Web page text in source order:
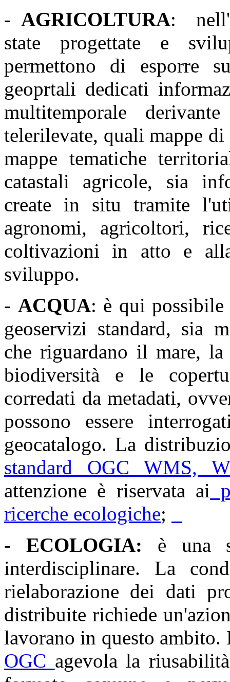
- AGRICOLTURA:
state progettate e
permettono di esporre
geoprtali dedicati
multitemporale
telerilevate, quali mappe
mappe tematiche
catastali agricole, sia
create in situ tramite
agronomi, agricoltori,
coltivazioni in atto e
sviluppo.
- ACQUA: è qui possibile
geoservizi standard, sia
che riguardano il mare,
biodiversità e le
corredati da metadati,
possono essere
geocatalogo. La
standard OGC WMS,
attenzione è riservata ai
ricerche ecologiche;
- ECOLOGIA: è una
interdisciplinare. La
rielaborazione dei dati
distribuite richiede
lavorano in questo ambito.
OGC agevola la